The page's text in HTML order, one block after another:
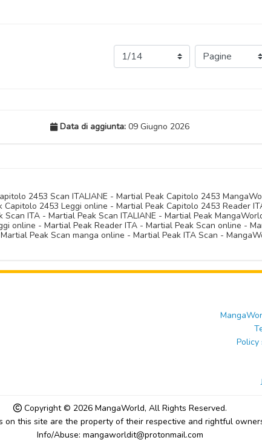
Data di aggiunta:09 Giugno 2026
2453 Scan ITALIANE - Martial Peak Capitolo 2453
2453 Leggi online - Martial Peak Capitolo 2453 Reader
ITA - Martial Peak Scan ITALIANE - Martial Peak
online - Martial Peak Reader ITA - Martial Peak Scan online -
Peak Scan manga online - Martial Peak ITA Scan -
Policy
Copyright © 2026 MangaWorld, All Rights Reserved.
on this site are the property of their respective and rightful
Info/Abuse: mangaworldit@protonmail.com